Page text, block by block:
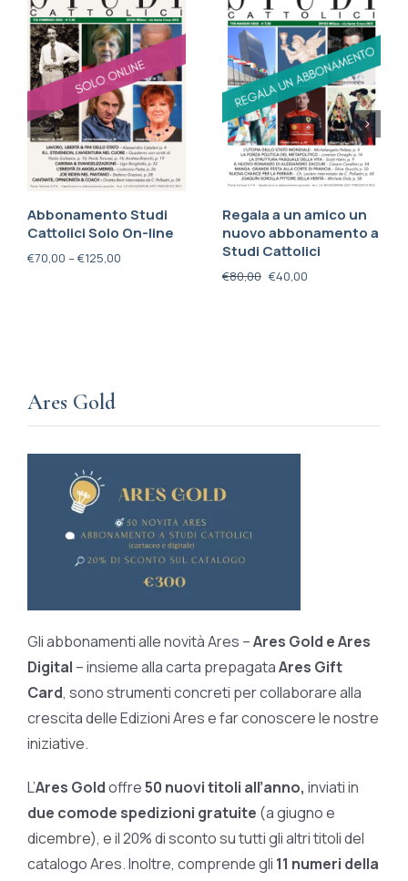
Abbonamento Studi
Cattolici Solo On-line
€70,00 –€125,00
Regala a un amico un
nuovo abbonamento a
Studi Cattolici
€80,00 €40,00
Ares Gold
Gli abbonamenti alle novità Ares –Ares Gold e Ares
Digital – insieme alla carta prepagataAres Gift
Card, sono strumenti concreti per collaborare alla
crescita delle Edizioni Ares e far conoscere le nostre
iniziative.
L’Ares Goldoffre50 nuovi titoli all’anno, inviati in
due comode spedizioni gratuite (a giugno e
dicembre), e il 20% di sconto su tutti gli altri titoli del
catalogo Ares. Inoltre, comprende gli 11 numeri della